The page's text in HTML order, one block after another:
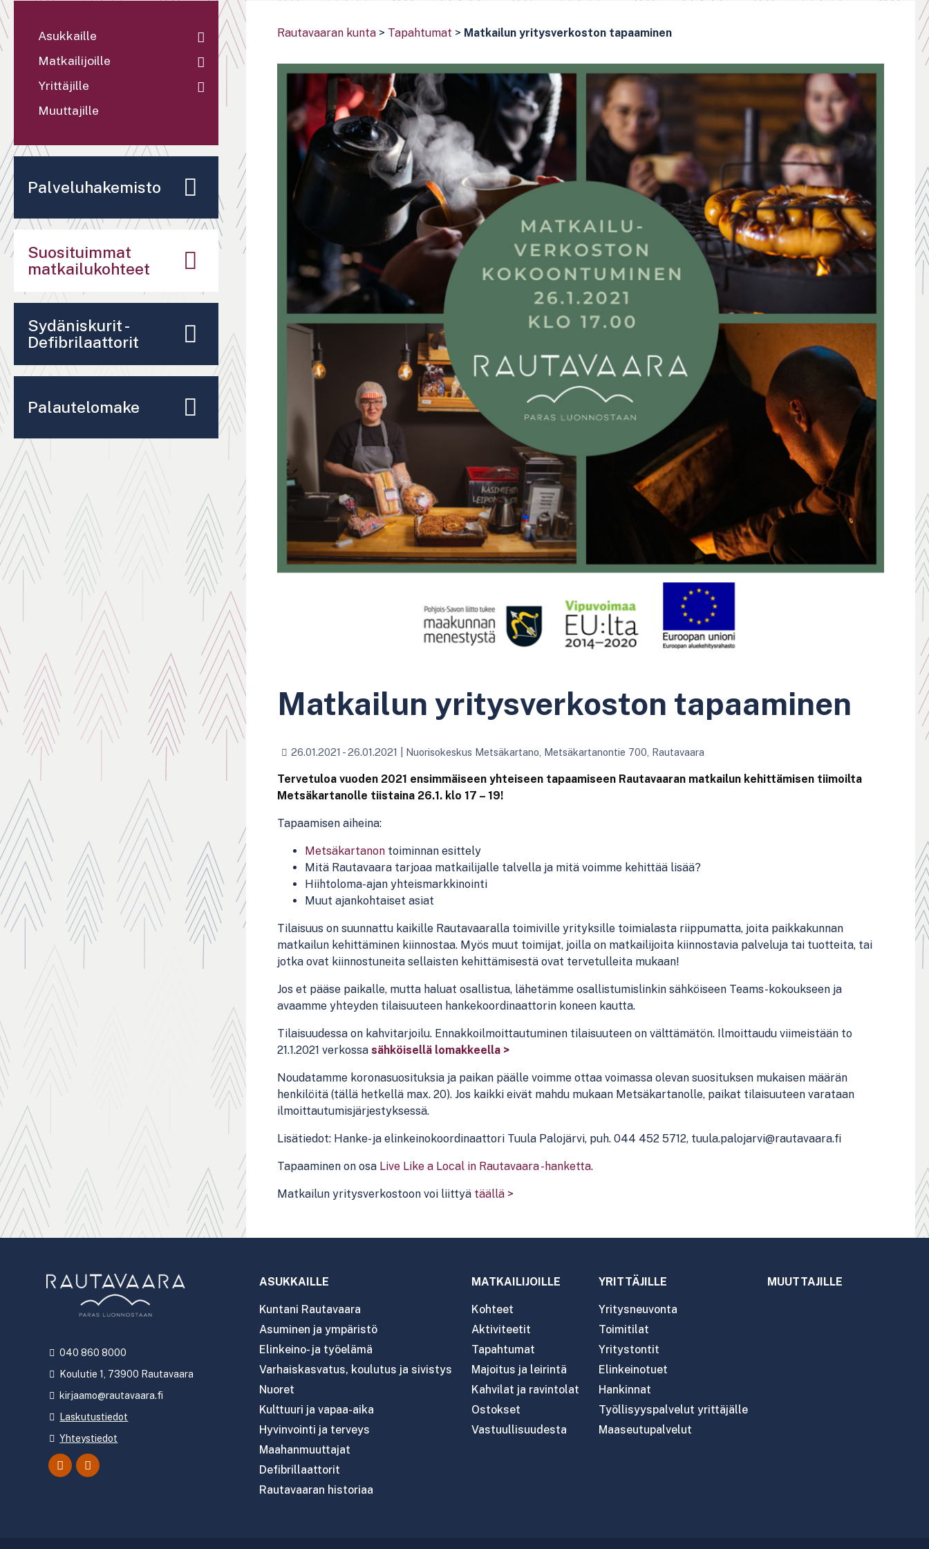
Rautavaaran kunta > Tapahtumat > Matkailun yritysverkoston tapaaminen
Matkailun yritysverkoston tapaaminen
26.01.2021 - 26.01.2021 Nuorisokeskus Metsäkartano, Metsäkartanontie 700, Rautavaara
Tervetuloa vuoden 2021 ensimmäiseen yhteiseen tapaamiseen Rautavaaran matkailun kehittämisen tiimoilta
Metsäkartanolle tiistaina 26.1. klo 17 – 19!
Tapaamisen aiheina:
Metsäkartanon toiminnan esittely
Mitä Rautavaara tarjoaa matkailijalle talvella ja mitä voimme kehittää lisää?
Hiihtoloma-ajan yhteismarkkinointi
Muut ajankohtaiset asiat
Tilaisuus on suunnattu kaikille Rautavaaralla toimiville yrityksille toimialasta riippumatta, joita paikkakunnan
matkailun kehittäminen kiinnostaa. Myös muut toimijat, joilla on matkailijoita kiinnostavia palveluja tai tuotteita, tai
jotka ovat kiinnostuneita sellaisten kehittämisestä ovat tervetulleita mukaan!
Jos et pääse paikalle, mutta haluat osallistua, lähetämme osallistumislinkin sähköiseen Teams-kokoukseen ja
avaamme yhteyden tilaisuuteen hankekoordinaattorin koneen kautta.
Tilaisuudessa on kahvitarjoilu. Ennakkoilmoittautuminen tilaisuuteen on välttämätön. Ilmoittaudu viimeistään to
21.1.2021 verkossa sähköisellä lomakkeella >
Noudatamme koronasuosituksia ja paikan päälle voimme ottaa voimassa olevan suosituksen mukaisen määrän
henkilöitä (tällä hetkellä max. 20). Jos kaikki eivät mahdu mukaan Metsäkartanolle, paikat tilaisuuteen varataan
ilmoittautumisjärjestyksessä.
Lisätiedot: Hanke- ja elinkeinokoordinaattori Tuula Palojärvi, puh. 044 452 5712, tuula.palojarvi@rautavaara.fi
Tapaaminen on osa Live Like a Local in Rautavaara -hanketta.
Matkailun yritysverkostoon voi liittyä täällä >
Asukkaille
Matkailijoille
Yrittäjille
Muuttajille
Palveluhakemisto
Suosituimmat
matkailukohteet
Sydäniskurit -
Defibrilaattorit
Palautelomake
040 860 8000
Koulutie 1, 73900 Rautavaara
kirjaamo@rautavaara.fi
Laskutustiedot
Yhteystiedot
ASUKKAILLE
Kuntani Rautavaara
Asuminen ja ympäristö
Elinkeino- ja työelämä
Varhaiskasvatus, koulutus ja sivistys
Nuoret
Kulttuuri ja vapaa-aika
Hyvinvointi ja terveys
Maahanmuuttajat
Defibrillaattorit
Rautavaaran historiaa
MATKAILIJOILLE
Kohteet
Aktiviteetit
Tapahtumat
Majoitus ja leirintä
Kahvilat ja ravintolat
Ostokset
Vastuullisuudesta
YRITTÄJILLE
Yritysneuvonta
Toimitilat
Yritystontit
Elinkeinotuet
Hankinnat
Työllisyyspalvelut yrittäjälle
Maaseutupalvelut
MUUTTAJILLE